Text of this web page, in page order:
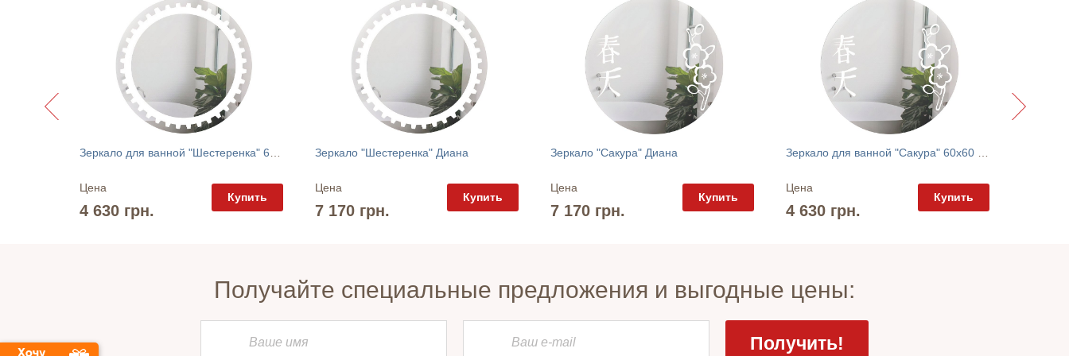
Цена
4 630 грн.
Купить
Зеркало "Шестеренка" Диана
Цена
7 170 грн.
Купить
Зеркало "Сакура" Диана
Цена
7 170 грн.
Купить
Цена
4 630 грн.
Купить
Получайте специальные предложения и выгодные цены: